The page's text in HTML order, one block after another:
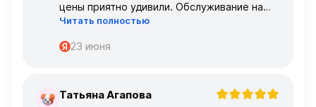
цены приятно удивили. Обслуживание на
высшем уровне – консультанты очень
Читать полностью
23 июня
Т Татьяна Агапова